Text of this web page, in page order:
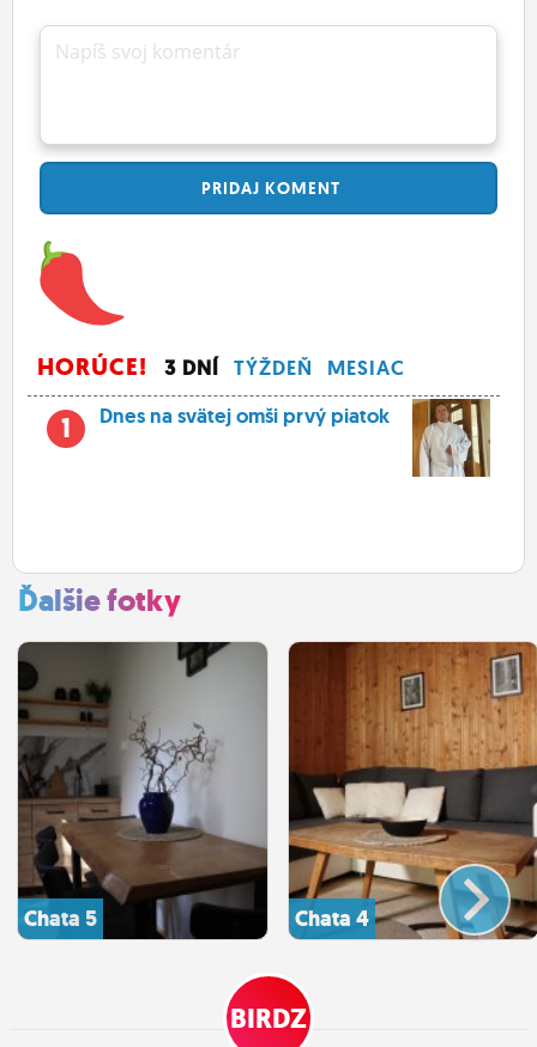
Napíš svoj komentár
PRIDAJ KOMENT
HORÚCE! 3 DNÍ TÝŽDEŇ MESIAC
1 Dnes na svätej omši prvý piatok
Ďalšie fotky
Chata 5 Chata 4
BIRDZ